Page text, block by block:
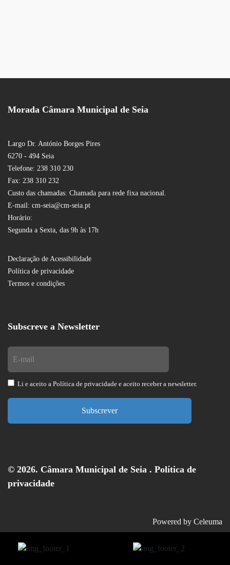
Morada Câmara Municipal de Seia
Largo Dr. António Borges Pires
6270 - 494 Seia
Telefone: 238 310 230
Fax: 238 310 232
Custo das chamadas: Chamada para rede fixa nacional.
E-mail: cm-seia@cm-seia.pt
Horário:
Segunda a Sexta, das 9h às 17h
Declaração de Acessibilidade
Política de privacidade
Termos e condições
Subscreve a Newsletter
Li e aceito a Política de privacidade e aceito receber a newsletter.
Subscrever
© 2026. Câmara Municipal de Seia . Política de
privacidade
Powered by Celeuma